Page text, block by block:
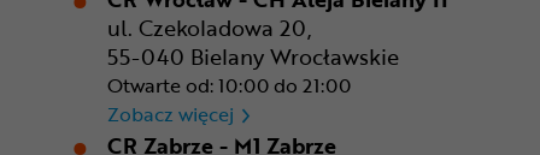
ul. Czekoladowa 20,
55-040 Bielany Wrocławskie
Otwarte od: 10:00 do 21:00
Zobacz więcej CR Wrocław - CH Aleja
CR Zabrze - M1 Zabrze